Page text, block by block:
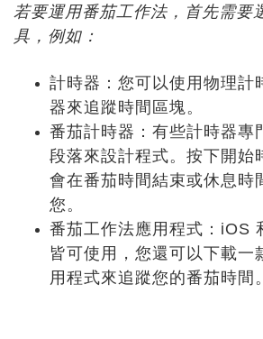
若要運用番茄工作法，首先需要
具，例如：
計時器：您可以使用物理計
器來追蹤時間區塊。
番茄計時器：有些計時器專
段落來設計程式。按下開始
會在番茄時間結束或休息時
您。
番茄工作法應用程式：iOS
皆可使用，您還可以下載一
用程式來追蹤您的番茄時間。